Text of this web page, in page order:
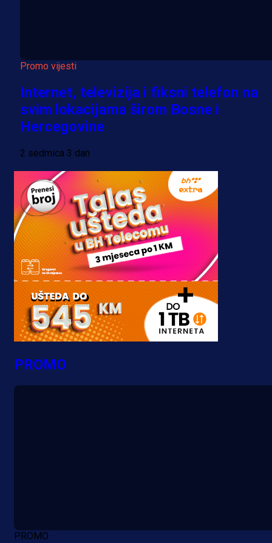
Promo vijesti
Internet, televizija i fiksni telefon na
svim lokacijama širom Bosne i
Hercegovine
2 sedmica 3 dan
PROMO
PROMO